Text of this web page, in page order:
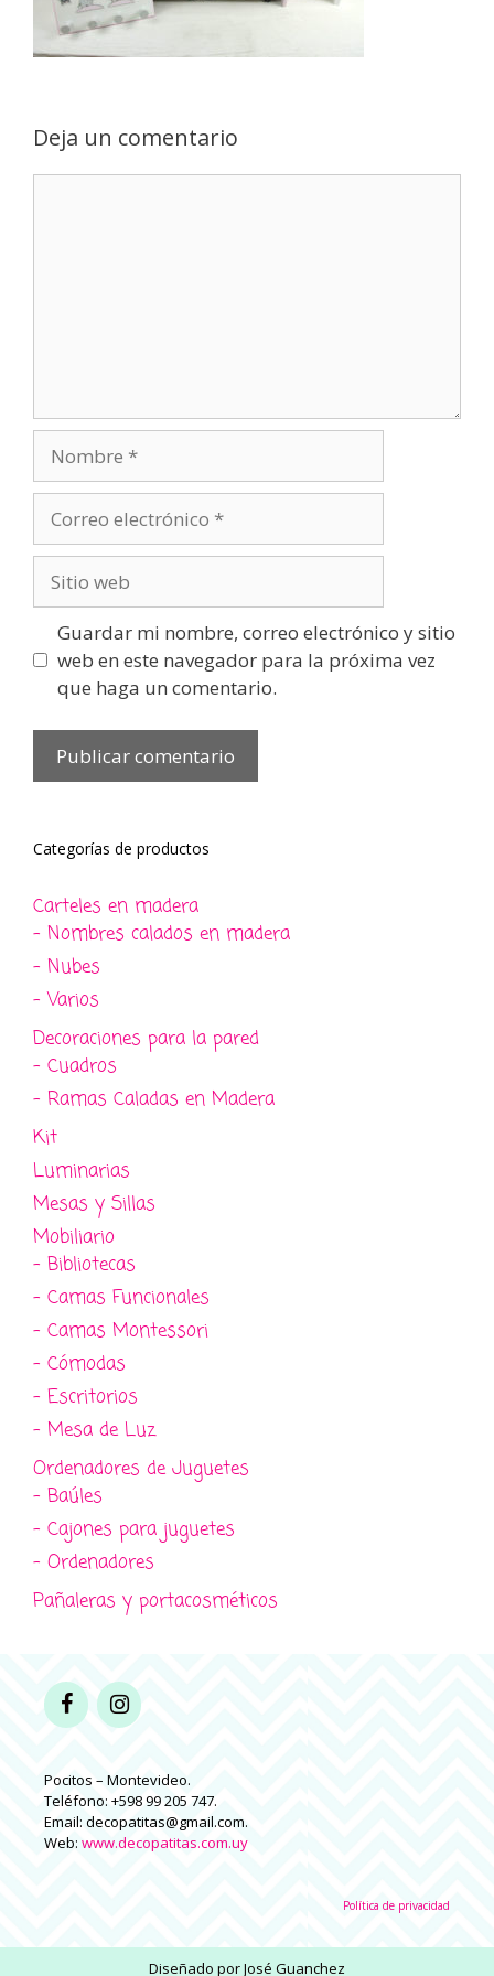
Deja un comentario
electrónico
web
Guardar mi nombre, correo electrónico y sitio
web en este navegador para la próxima vez
que haga un comentario.
Categorías de productos
Carteles en madera
- Nombres calados en madera
- Nubes
- Varios
Decoraciones para la pared
- Cuadros
- Ramas Caladas en Madera
Kit
Luminarias
Mesas y Sillas
Mobiliario
- Bibliotecas
- Camas Funcionales
- Camas Montessori
- Cómodas
- Escritorios
- Mesa de Luz
Ordenadores de Juguetes
- Baúles
- Cajones para juguetes
- Ordenadores
Pañaleras y portacosméticos
Pocitos – Montevideo.
Teléfono: +598 99 205 747.
Email: decopatitas@gmail.com.
Web: www.decopatitas.com.uy
Política de privacidad
Diseñado porJosé Guanchez